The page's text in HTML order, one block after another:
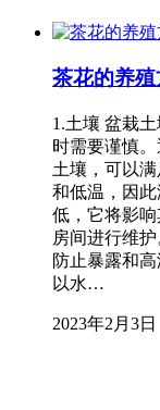
茶花的养
1.土壤 盆栽
时需要谨慎
土壤，可以
和低温，因
低，它将影
房间进行维
防止暴露和
以水…
2023年2月3日